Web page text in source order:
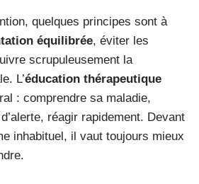
quelques principes sont à
équilibrée, éviter les
scrupuleusement la
L’éducation thérapeutique
: comprendre sa maladie,
réagir rapidement. Devant
inhabituel, il vaut toujours mieux